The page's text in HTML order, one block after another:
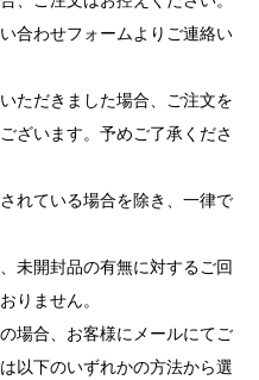
合わせフォームよりご連絡い
ただきました場合、ご注文を
ざいます。予めご了承くださ
れている場合を除き、一律で
未開封品の有無に対するご回
りません。
場合、お客様にメールにてご
以下のいずれかの方法から選